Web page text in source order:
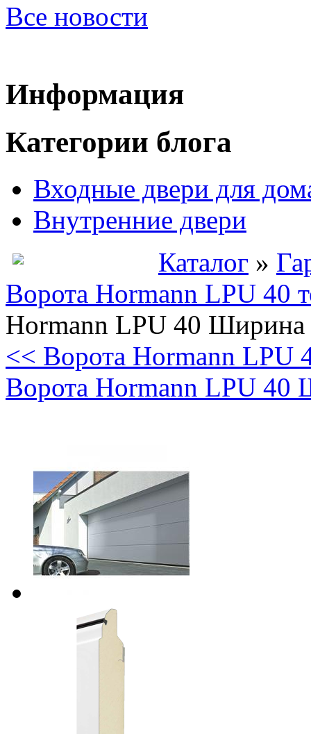
Все новости
Информация
Категории блога
Входные двери для
Внутренние двери
Каталог »
Ворота Hormann LPU 40
Hormann LPU 40
<< Ворота Hormann
Ворота Hormann LPU